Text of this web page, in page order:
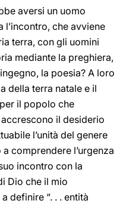
aversi un uomo
l’incontro, che avviene
terra, con gli uomini
mediante la preghiera,
la poesia? A loro
della terra natale e il
il popolo che
accrescono il desiderio
l’unità del genere
comprendere l’urgenza
incontro con la
Dio che il mio
definire “. . . entità